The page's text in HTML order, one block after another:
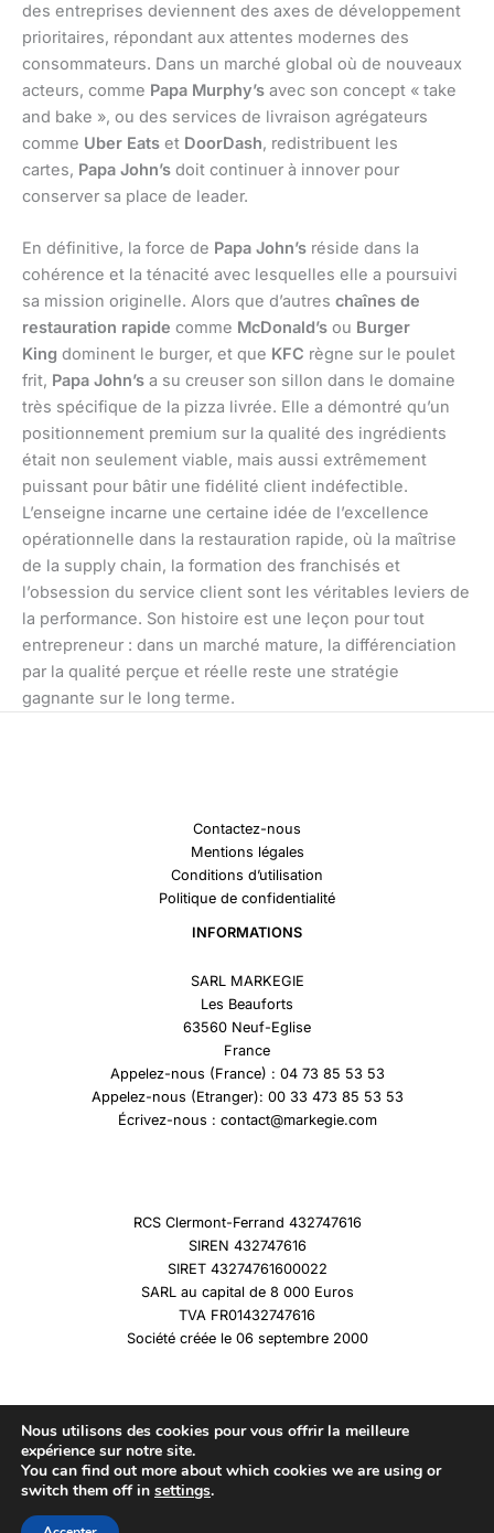
des entreprises deviennent des axes de développement
prioritaires, répondant aux attentes modernes des
consommateurs. Dans un marché global où de nouveaux
acteurs, comme Papa Murphy’s avec son concept « take
and bake », ou des services de livraison agrégateurs
comme Uber Eats et DoorDash, redistribuent les
cartes, Papa John’s doit continuer à innover pour
conserver sa place de leader.
En définitive, la force de Papa John’s réside dans la
cohérence et la ténacité avec lesquelles elle a poursuivi
sa mission originelle. Alors que d’autres chaînes de
restauration rapide comme McDonald’s ou Burger
King dominent le burger, et que KFC règne sur le poulet
frit, Papa John’s a su creuser son sillon dans le domaine
très spécifique de la pizza livrée. Elle a démontré qu’un
positionnement premium sur la qualité des ingrédients
était non seulement viable, mais aussi extrêmement
puissant pour bâtir une fidélité client indéfectible.
L’enseigne incarne une certaine idée de l’excellence
opérationnelle dans la restauration rapide, où la maîtrise
de la supply chain, la formation des franchisés et
l’obsession du service client sont les véritables leviers de
la performance. Son histoire est une leçon pour tout
entrepreneur : dans un marché mature, la différenciation
par la qualité perçue et réelle reste une stratégie
gagnante sur le long terme.
Contactez-nous
Mentions légales
Conditions d’utilisation
Politique de confidentialité
INFORMATIONS
SARL MARKEGIE
Les Beauforts
63560 Neuf-Eglise
France
Appelez-nous (France) : 04 73 85 53 53
Appelez-nous (Etranger): 00 33 473 85 53 53
Écrivez-nous : contact@markegie.com
RCS Clermont-Ferrand 432747616
SIREN 432747616
SIRET 43274761600022
SARL au capital de 8 000 Euros
TVA FR01432747616
Société créée le 06 septembre 2000
Copyright © 2026 Marqueshistoire
Nous utilisons des cookies pour vous offrir la meilleure
expérience sur notre site.
You can find out more about which cookies we are using or
switch them off in settings.